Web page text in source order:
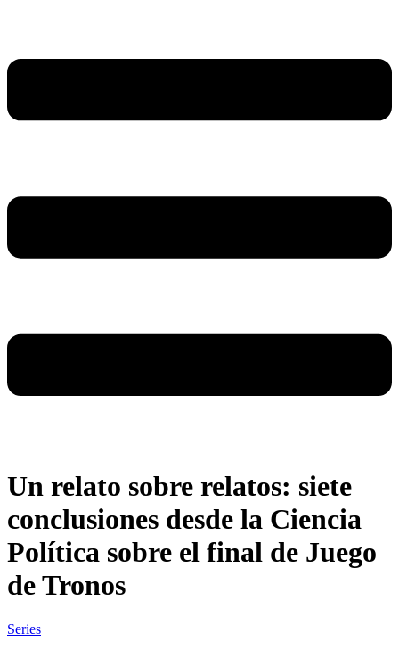
Un relato sobre relatos: siete
conclusiones desde la Ciencia
Política sobre el final de Juego
de Tronos
Series